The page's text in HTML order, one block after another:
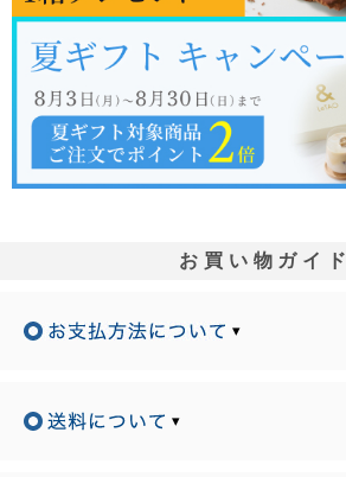
お買い物ガイド
▾
▾